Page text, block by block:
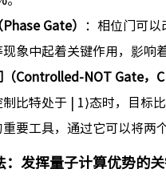
Gate） ：相位门可
象中起着关键作用，影响
Controlled-NOT Gate，
比特处于 | 1⟩态时，目标
要工具，通过它可以将两
：发挥量子计算优势的